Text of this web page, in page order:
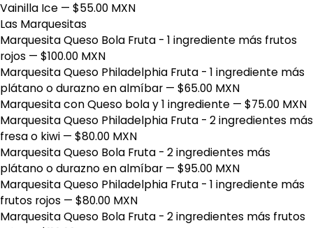
Vainilla Ice — $55.00 MXN
Las Marquesitas
Marquesita Queso Bola Fruta - 1 ingrediente más frutos
rojos — $100.00 MXN
Marquesita Queso Philadelphia Fruta - 1 ingrediente más
plátano o durazno en almíbar — $65.00 MXN
Marquesita con Queso bola y 1 ingrediente — $75.00 MXN
Marquesita Queso Philadelphia Fruta - 2 ingredientes más
fresa o kiwi — $80.00 MXN
Marquesita Queso Bola Fruta - 2 ingredientes más
plátano o durazno en almíbar — $95.00 MXN
Marquesita Queso Philadelphia Fruta - 1 ingrediente más
frutos rojos — $80.00 MXN
Marquesita Queso Bola Fruta - 2 ingredientes más frutos